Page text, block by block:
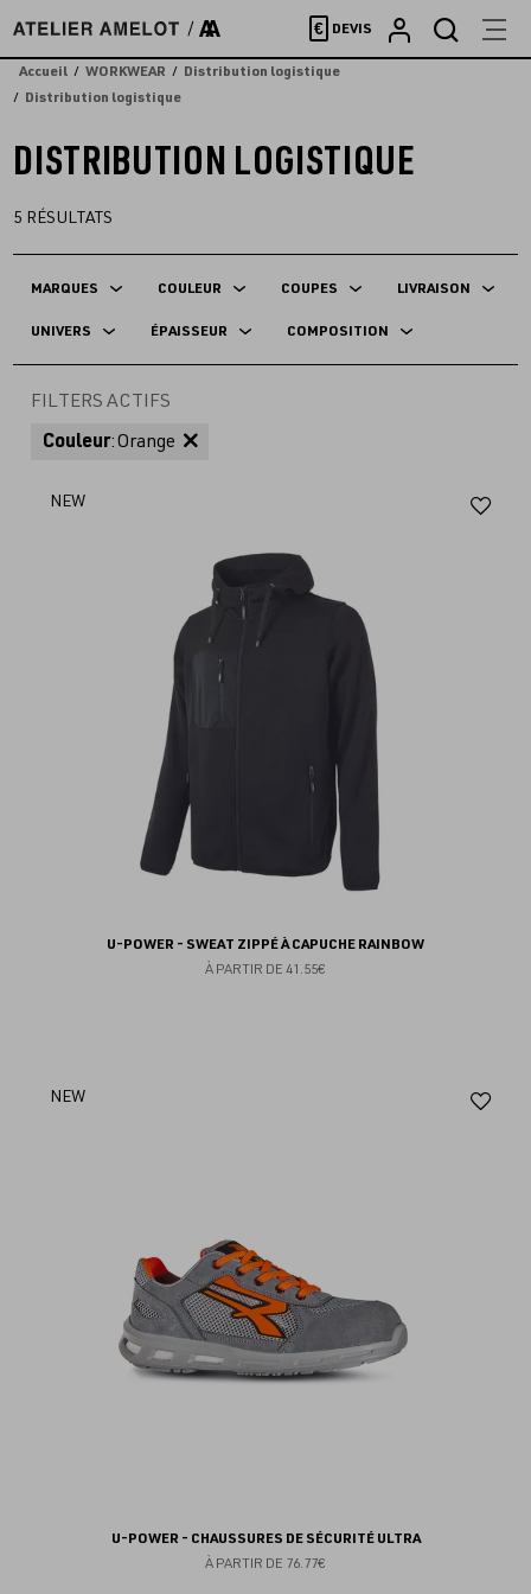
directement
au
contenu
€ DEVIS
Accueil WORKWEAR
Distribution logistique
Distribution logistique
DISTRIBUTION LOGISTIQUE
5 RÉSULTATS
MARQUES COULEUR COUPES LIVRAISON
UNIVERS ÉPAISSEUR COMPOSITION
FILTERS ACTIFS
Couleur:Orange
NEW
U-POWER - SWEAT ZIPPÉ À CAPUCHE RAINBOW
À PARTIR DE 41.55€
NEW
U-POWER - CHAUSSURES DE SÉCURITÉ ULTRA
À PARTIR DE 76.77€